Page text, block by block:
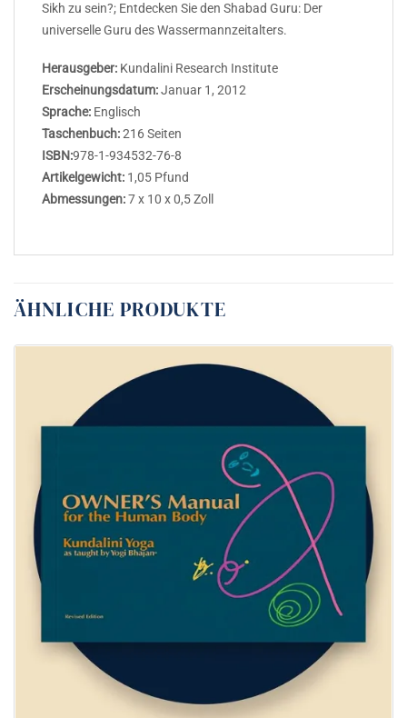
Sikh zu sein?; Entdecken Sie den Shabad Guru: Der
universelle Guru des Wassermannzeitalters.
Herausgeber: Kundalini Research Institute
Erscheinungsdatum:Januar 1, 2012
Sprache: Englisch
Taschenbuch:216 Seiten
ISBN:978-1-934532-76-8
Artikelgewicht: 1,05 Pfund
Abmessungen:7 x 10 x 0,5 Zoll
ÄHNLICHE PRODUKTE